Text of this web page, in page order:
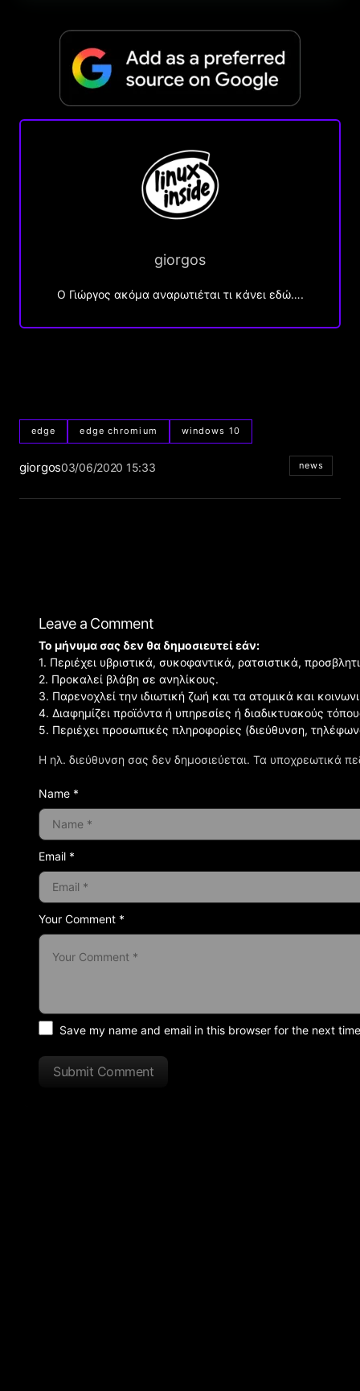
giorgos
Ο Γιώργος ακόμα αναρωτιέται τι κάνει εδώ….
edge edge chromium windows 10
giorgos03/06/2020 15:33 news
Leave a Comment
Η ηλ. διεύθυνση σας δεν δημοσιεύεται. Τα υποχρεωτικά
Your Comment *
Το μήνυμα σας δεν θα δημοσιευτεί εάν:
1. Περιέχει υβριστικά, συκοφαντικά, ρατσιστικά,
2. Προκαλεί βλάβη σε ανηλίκους.
3. Παρενοχλεί την ιδιωτική ζωή και τα ατομικά και
4. Διαφημίζει προϊόντα ή υπηρεσίες ή διαδικτυακούς
5. Περιέχει προσωπικές πληροφορίες (διεύθυνση,
Name *
Email *
Save my name and email in this browser for the next
Submit Comment